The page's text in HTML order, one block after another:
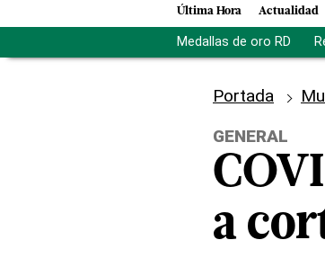
Última Hora Actualidad
Medallas de oro RD
Portada
GENERAL
a